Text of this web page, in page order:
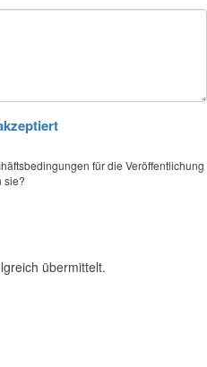
für die Veröffentlichung
sie?
übermittelt.